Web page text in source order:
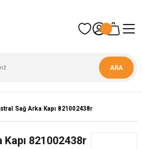
ARA
Sağ Arka Kapı 821002438r
821002438r